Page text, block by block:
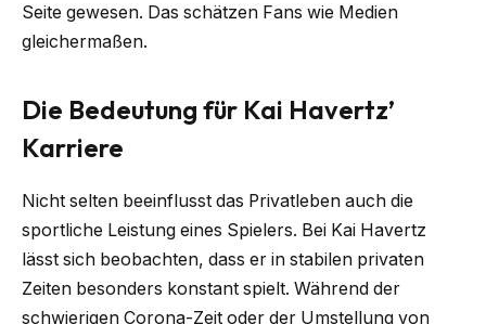
Seite gewesen. Das schätzen Fans wie Medien
gleichermaßen.
Die Bedeutung für Kai Havertz’
Karriere
Nicht selten beeinflusst das Privatleben auch die
sportliche Leistung eines Spielers. Bei Kai Havertz
lässt sich beobachten, dass er in stabilen privaten
Zeiten besonders konstant spielt. Während der
schwierigen Corona-Zeit oder der Umstellung von